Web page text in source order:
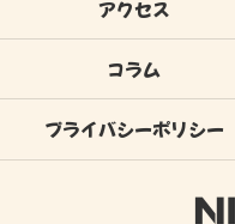
アクセス
コラム
プライバシーポリシー